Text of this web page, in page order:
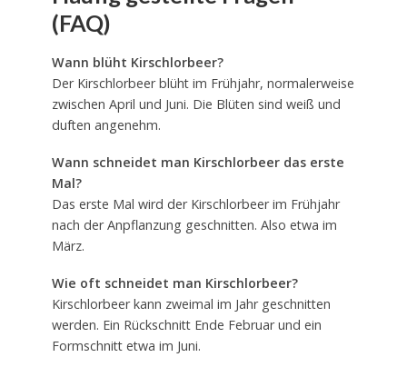
(FAQ)
Wann blüht Kirschlorbeer?
Der Kirschlorbeer blüht im Frühjahr, normalerweise
zwischen April und Juni. Die Blüten sind weiß und
duften angenehm.
Wann schneidet man Kirschlorbeer das erste
Mal?
Das erste Mal wird der Kirschlorbeer im Frühjahr
nach der Anpflanzung geschnitten. Also etwa im
März.
Wie oft schneidet man Kirschlorbeer?
Kirschlorbeer kann zweimal im Jahr geschnitten
werden. Ein Rückschnitt Ende Februar und ein
Formschnitt etwa im Juni.